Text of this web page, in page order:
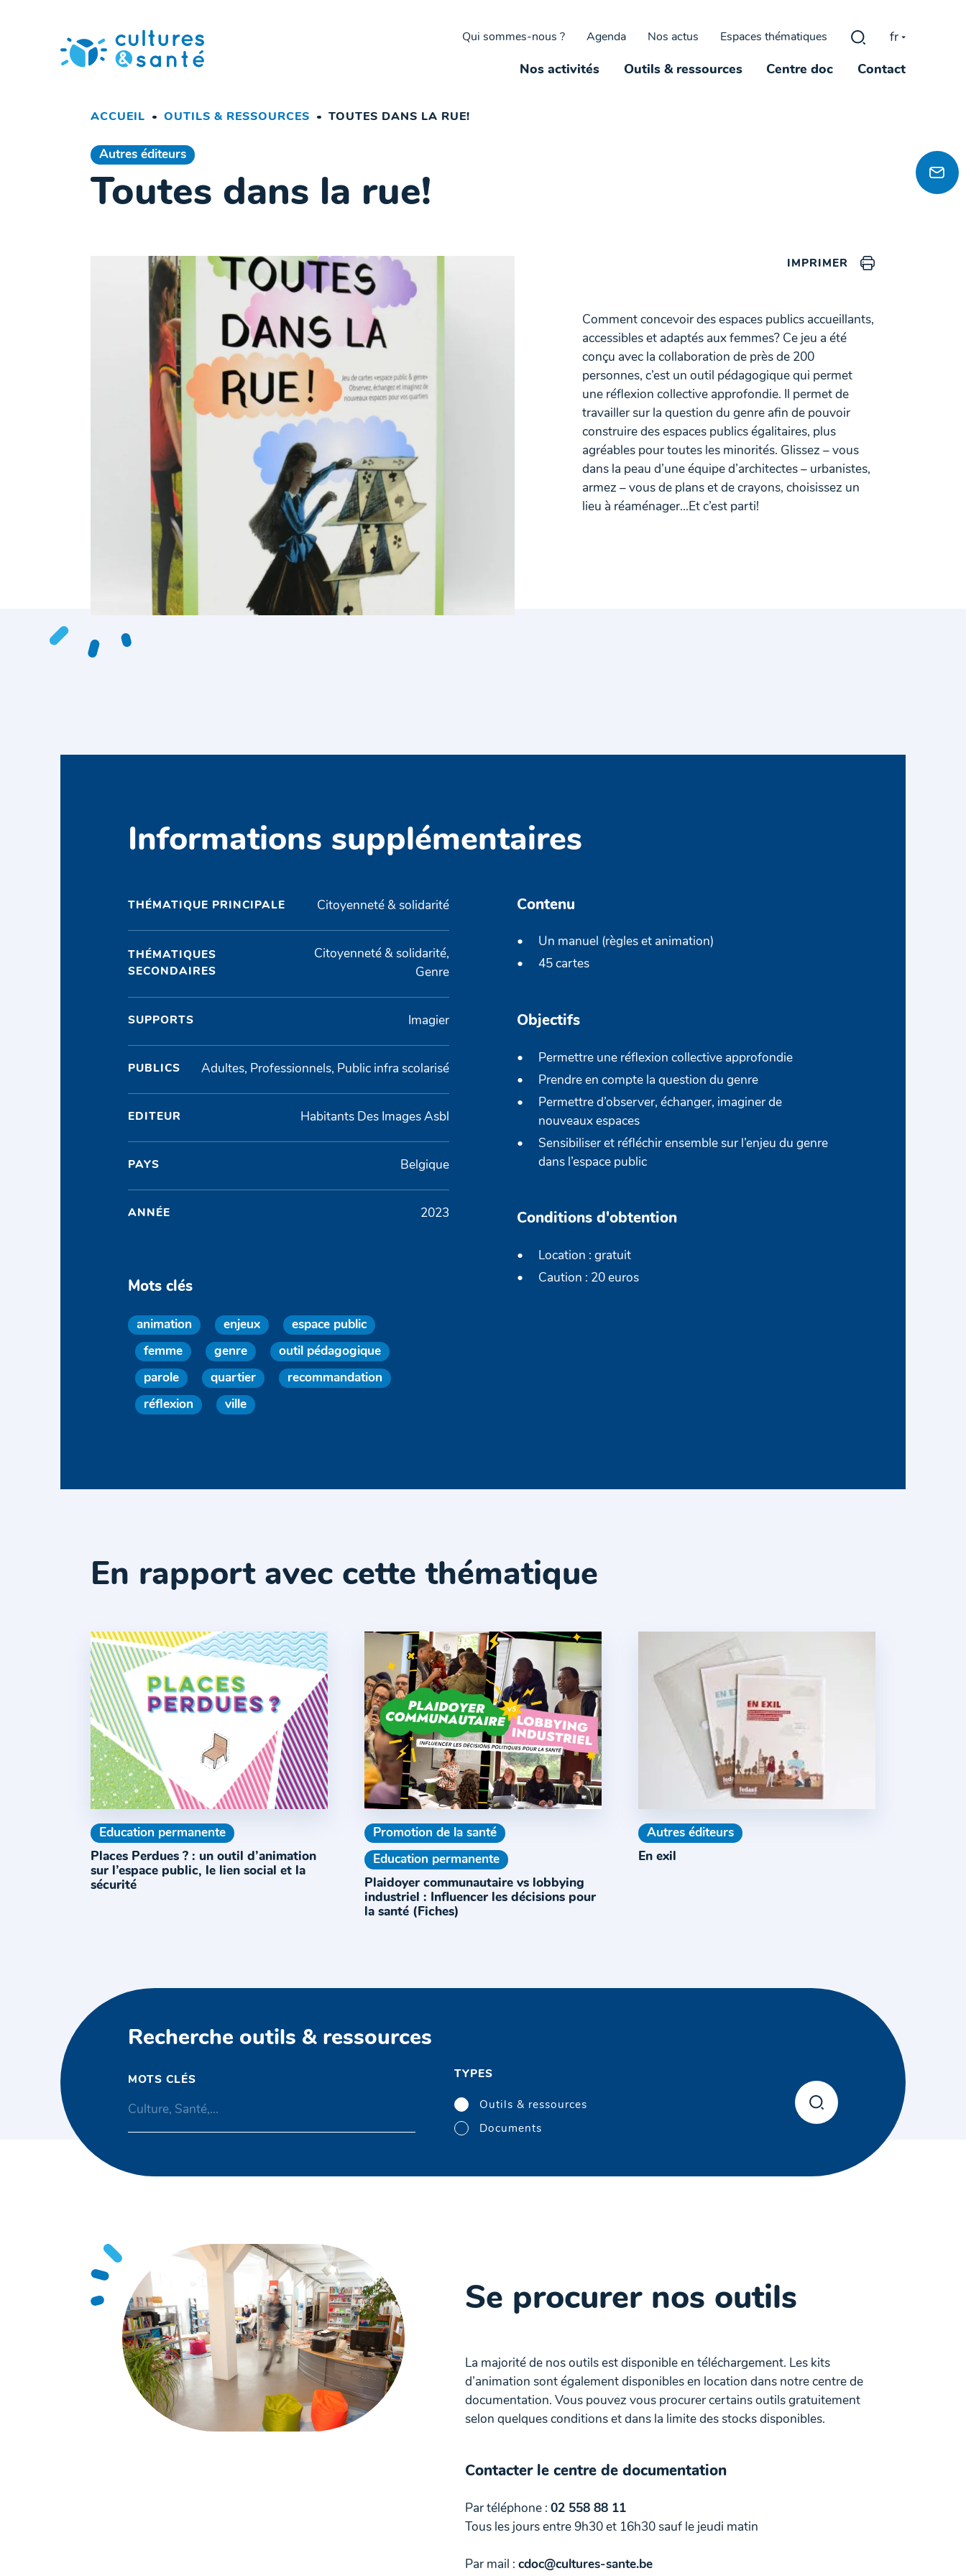
Qui sommes-nous ? Agenda Nos actus Espaces thématiques Rechercher :
fr
Nos activités Outils & ressources Centre doc Contact
ACCUEIL OUTILS & RESSOURCES TOUTES DANS LA RUE!
Autres éditeurs
Toutes dans la rue!
IMPRIMER
Comment concevoir des espaces publics accueillants,
accessibles et adaptés aux femmes? Ce jeu a été
conçu avec la collaboration de près de 200
personnes, c’est un outil pédagogique qui permet
une réflexion collective approfondie. Il permet de
travailler sur la question du genre afin de pouvoir
construire des espaces publics égalitaires, plus
agréables pour toutes les minorités. Glissez – vous
dans la peau d’une équipe d’architectes – urbanistes,
armez – vous de plans et de crayons, choisissez un
lieu à réaménager…Et c’est parti!
Informations supplémentaires
THÉMATIQUE PRINCIPALE Citoyenneté & solidarité
THÉMATIQUES
SECONDAIRES
Citoyenneté & solidarité,
Genre
SUPPORTS Imagier
PUBLICS Adultes, Professionnels, Public infra scolarisé
EDITEUR Habitants Des Images Asbl
PAYS Belgique
ANNÉE 2023
Mots clés
animation enjeux espace public
femme genre outil pédagogique
parole quartier recommandation
réflexion ville
Contenu
Un manuel (règles et animation)
45 cartes
Objectifs
Permettre une réflexion collective approfondie
Prendre en compte la question du genre
Permettre d’observer, échanger, imaginer de
nouveaux espaces
Sensibiliser et réfléchir ensemble sur l’enjeu du genre
dans l’espace public
Conditions d'obtention
Location : gratuit
Caution : 20 euros
En rapport avec cette thématique
Education permanente
Places Perdues ? : un outil d’animation
sur l’espace public, le lien social et la
sécurité
Promotion de la santé
Education permanente
Plaidoyer communautaire vs lobbying
industriel : Influencer les décisions pour
la santé (Fiches)
Autres éditeurs
En exil
Recherche outils & ressources
MOTS CLÉS TYPES
Outils & ressources
Documents
Se procurer nos outils
La majorité de nos outils est disponible en téléchargement. Les kits
d’animation sont également disponibles en location dans notre centre de
documentation. Vous pouvez vous procurer certains outils gratuitement
selon quelques conditions et dans la limite des stocks disponibles.
Contacter le centre de documentation
Par téléphone : 02 558 88 11
Tous les jours entre 9h30 et 16h30 sauf le jeudi matin
Par mail : cdoc@cultures-sante.be